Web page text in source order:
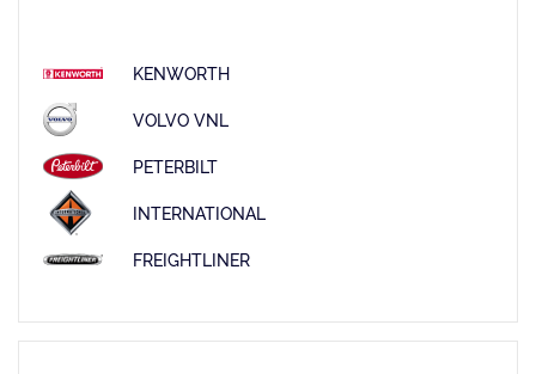
KENWORTH
VOLVO VNL
PETERBILT
INTERNATIONAL
FREIGHTLINER